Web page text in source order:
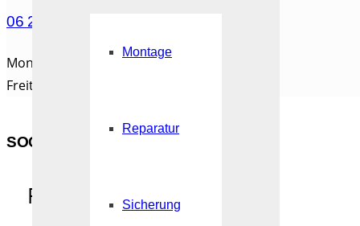
Montage
Reparatur
Sicherung
06 21 / 67 197 455
Montag bis Donnerstag: 08:30 – 15:00
Freitag: 08:30 – 12:30 zu erreichen.
SOCIAL MEDIA
Facebook